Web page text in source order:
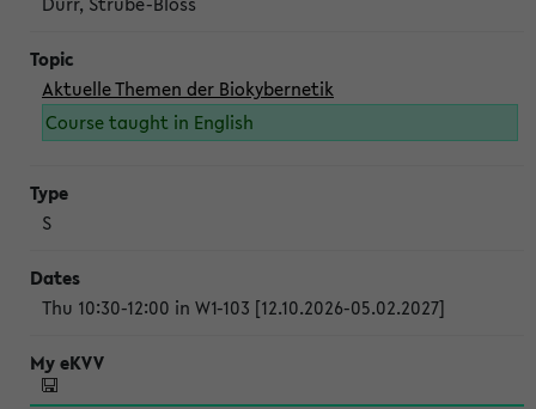
Aktuelle Themen der Biokybernetik
Course taught in English
S
Thu 10:30-12:00 in W1-103 [12.10.2026-05.02.2027]